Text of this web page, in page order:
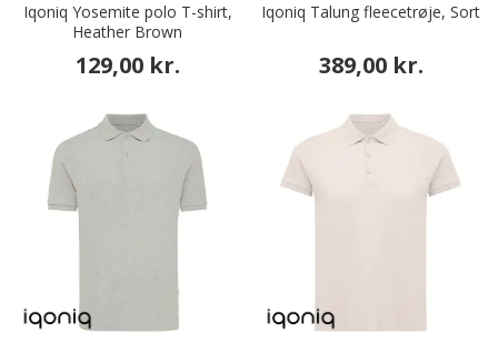
Iqoniq Yosemite polo T-shirt,
Heather Brown
129,00 kr.
Iqoniq Talung fleecetrøje, Sort
389,00 kr.